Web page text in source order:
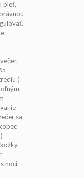
pleť,
(
sa
noci